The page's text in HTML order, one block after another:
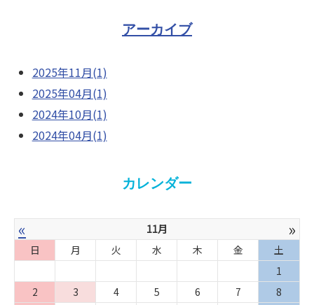
アーカイブ
2025年11月(1)
2025年04月(1)
2024年10月(1)
2024年04月(1)
カレンダー
« 11月 »
日 月 火 水 木 金
土
1
2
3 4 5 6 7
8